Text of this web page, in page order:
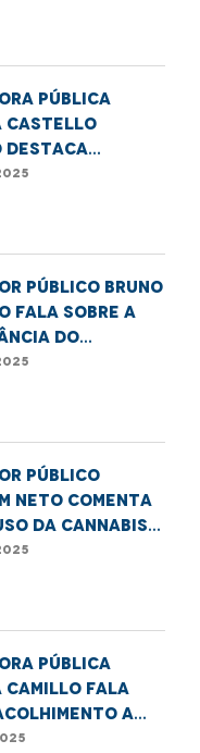
e
ao Coroadinho
pública
Castello
destaca
de justiça
e reduzir
no sistema
público Bruno
fala sobre a
do
de gênero,
público
Neto comenta
da Cannabis
Pública
Camillo fala
a
no sistema